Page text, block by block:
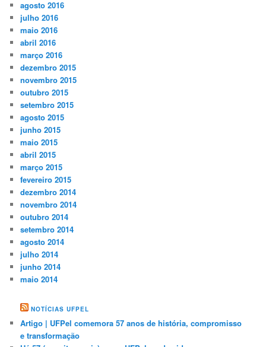
agosto 2016
julho 2016
maio 2016
abril 2016
março 2016
dezembro 2015
novembro 2015
outubro 2015
setembro 2015
agosto 2015
junho 2015
maio 2015
abril 2015
março 2015
fevereiro 2015
dezembro 2014
novembro 2014
outubro 2014
setembro 2014
agosto 2014
julho 2014
junho 2014
maio 2014
NOTÍCIAS UFPEL
Artigo | UFPel comemora 57 anos de história, compromisso
e transformação